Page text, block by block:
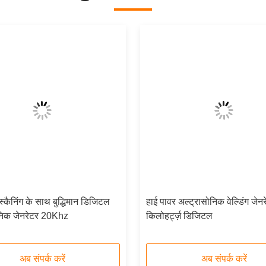
के साथ बुद्धिमान डिजिटल
जेनरेटर 20Khz
अब संपर्क करें
हाई पावर अल्ट्रासोनिक वेल्डिंग
किलोहर्ट्ज़ डिजिटल
अब संपर्क करें